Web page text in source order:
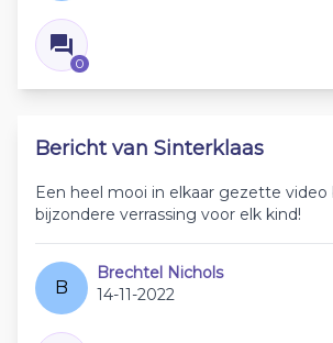
0
Bericht van Sinterklaas
Een heel mooi in elkaar gezette video
bijzondere verrassing voor elk kind!
B
Brechtel Nichols
14-11-2022